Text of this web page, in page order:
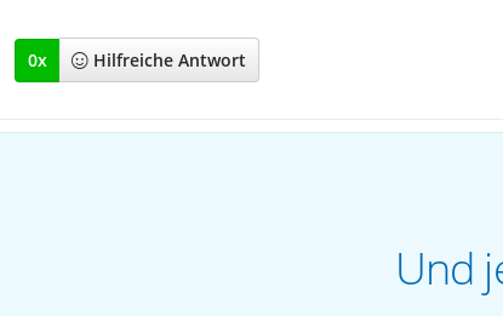
0x Hilfreiche Antwort
Und